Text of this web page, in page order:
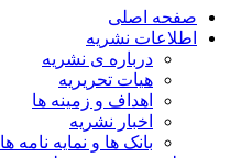
صفحه اصلی
اطلاعات نشریه
درباره ی نشریه
هیات تحریریه
اهداف و زمینه ها
اخبار نشریه
بانک ها و نمایه نامه ها